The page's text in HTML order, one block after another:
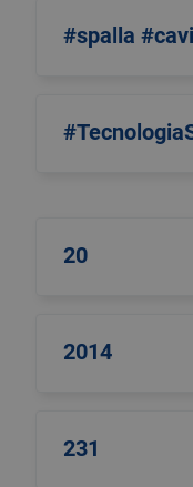
#spalla
20
2014
231